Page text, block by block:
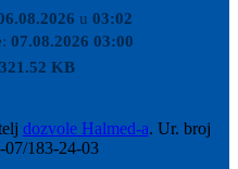
u 03:02
07.08.2026 03:00
321.52 KB
dozvole Halmed-a. Ur. broj
07/183-24-03